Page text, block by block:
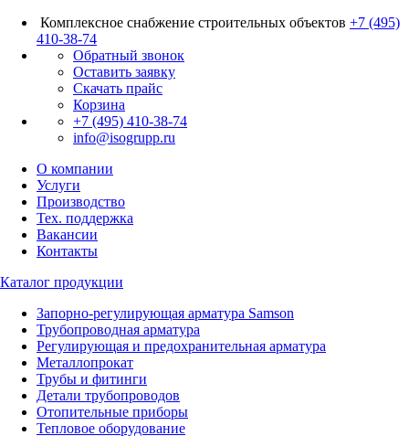
Комплексное снабжение строительных объектов +7 (495)
410-38-74
Обратный звонок
Оставить заявку
Скачать прайс
Корзина
+7 (495) 410-38-74
info@isogrupp.ru
О компании
Услуги
Производство
Тех. поддержка
Вакансии
Контакты
Каталог продукции
Запорно-регулирующая арматура Samson
Трубопроводная арматура
Регулирующая и предохранительная арматура
Металлопрокат
Трубы и фитинги
Детали трубопроводов
Отопительные приборы
Тепловое оборудование